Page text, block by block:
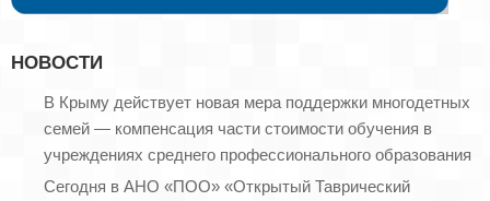
НОВОСТИ
В Крыму действует новая мера поддержки многодетных
семей — компенсация части стоимости обучения в
учреждениях среднего профессионального образования
Сегодня в АНО «ПОО» «Открытый Таврический